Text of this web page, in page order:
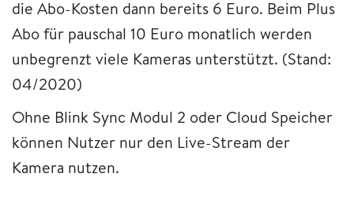
die Abo-Kosten dann bereits 6 Euro. Beim Plus
Abo für pauschal 10 Euro monatlich werden
unbegrenzt viele Kameras unterstützt. (Stand:
04/2020)
Ohne Blink Sync Modul 2 oder Cloud Speicher
können Nutzer nur den Live-Stream der
Kamera nutzen.